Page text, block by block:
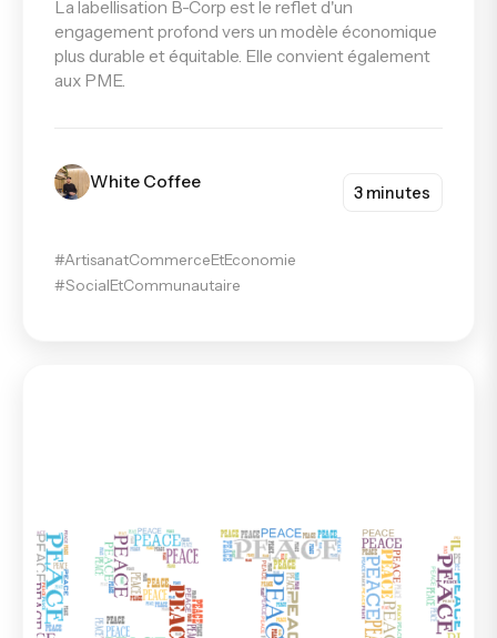
La labellisation B-Corp est le reflet d'un
engagement profond vers un modèle économique
plus durable et équitable. Elle convient également
aux PME.
White Coffee
3 minutes
#ArtisanatCommerceEtEconomie
#SocialEtCommunautaire